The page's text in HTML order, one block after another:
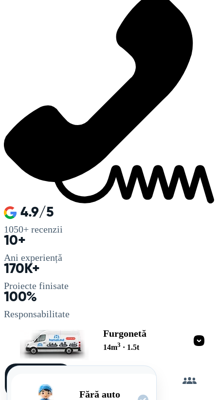
4.9/5
1050+ recenzii
10+
Ani experiență
170K+
Proiecte finisate
100%
Responsabilitate
Furgonetă
14m3 · 1.5t
Fără auto
singur